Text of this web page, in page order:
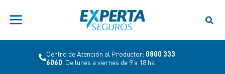
Centro de Atención al Productor: 0800 333
6060 . De lunes a viernes de 9 a 18 hs.